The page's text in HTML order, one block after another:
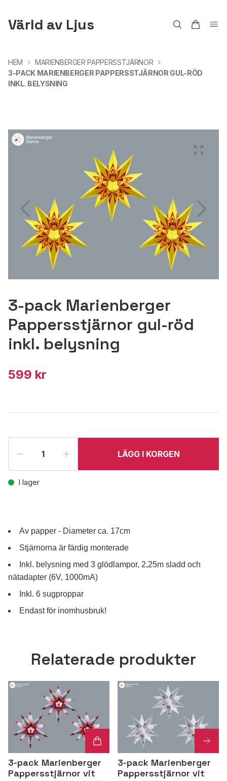
Värld av Ljus
HEM
MARIENBERGER PAPPERSSTJÄRNOR
3-PACK MARIENBERGER PAPPERSSTJÄRNOR GUL-RÖD
INKL. BELYSNING
3-pack Marienberger
Pappersstjärnor gul-röd
inkl. belysning
599 kr
LÄGG I KORGEN
I lager
Av papper - Diameter ca. 17cm
Stjärnorna är färdig monterade
Inkl. belysning med 3 glödlampor, 2,25m sladd och
nätadapter (6V, 1000mA)
Inkl. 6 sugproppar
Endast för inomhusbruk!
Relaterade produkter
3-pack Marienberger
Pappersstjärnor vit
3-pack Marienberger
Pappersstjärnor vit